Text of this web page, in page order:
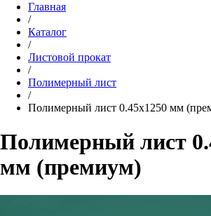
Главная
/
Каталог
/
Листовой прокат
/
Полимерный лист
/
Полимерный лист 0.45х1250 мм
Полимерный лист
мм (премиум)